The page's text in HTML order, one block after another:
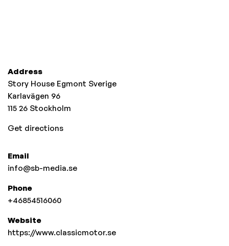
Address
Story House Egmont Sverige
Karlavägen 96
115 26 Stockholm
Get directions
Email
info@sb-media.se
Phone
+46854516060
Website
https://www.classicmotor.se